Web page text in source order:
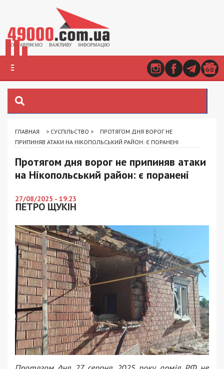
ГЛАВНАЯ > СУСПІЛЬСТВО >
ПРОТЯГОМ ДНЯ ВОРОГ НЕ
ПРИПИНЯВ АТАКИ НА НІКОПОЛЬСЬКИЙ РАЙОН: Є ПОРАНЕНІ
Протягом дня ворог не припиняв атаки
на Нікопольський район: є поранені
27/08/2025 - 19:23
ПЕТРО ЩУКІН